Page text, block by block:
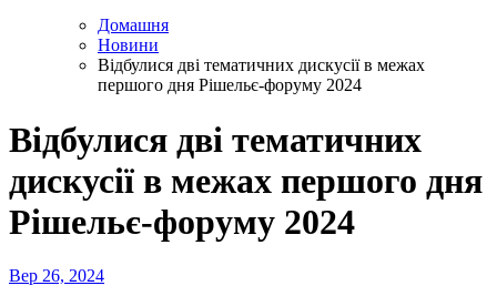
Домашня
Новини
Відбулися дві тематичних дискусії в межах
першого дня Рішельє-форуму 2024
Відбулися дві тематичних
дискусії в межах першого дня
Рішельє-форуму 2024
Вер 26, 2024